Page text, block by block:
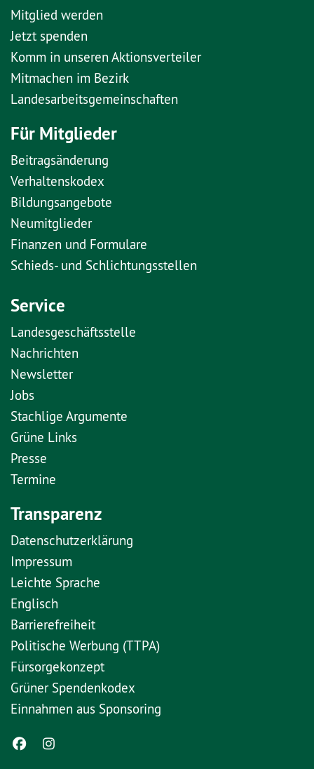
Mitglied werden
Jetzt spenden
Komm in unseren Aktionsverteiler
Mitmachen im Bezirk
Landesarbeitsgemeinschaften
Für Mitglieder
Beitragsänderung
Verhaltenskodex
Bildungsangebote
Neumitglieder
Finanzen und Formulare
Schieds- und Schlichtungsstellen
Service
Landesgeschäftsstelle
Nachrichten
Newsletter
Jobs
Stachlige Argumente
Grüne Links
Presse
Termine
Transparenz
Datenschutzerklärung
Impressum
Leichte Sprache
Englisch
Barrierefreiheit
Politische Werbung (TTPA)
Fürsorgekonzept
Grüner Spendenkodex
Einnahmen aus Sponsoring